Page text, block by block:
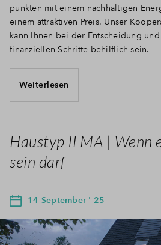
punkten mit einem nachhaltigen
einem attraktiven Preis. Unser
kann Ihnen bei der Entscheidung
finanziellen Schritte behilflich sein.
Weiterlesen
Haustyp ILMA | Wenn
sein darf
14 September ' 25